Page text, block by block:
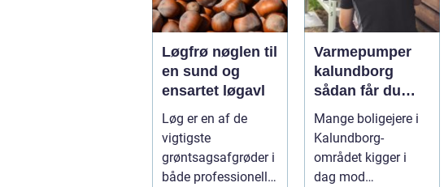
Løgfrø nøglen til
en sund og
ensartet løgavl
Løg er en af de
vigtigste
grøntsagsafgrøder i
både professionelle
Varmepumper
kalundborg
sådan får du
billigere og
mere
bæredygtig
varme
Mange boligejere i
Kalundborg-
området kigger i
dag mod